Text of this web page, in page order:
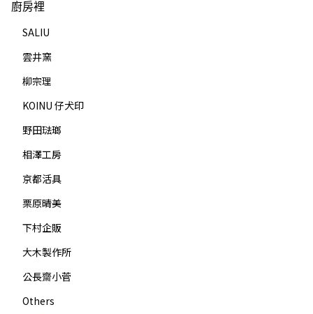
廚房裡
SALIU
雲井窯
柳宗理
KOINU 仔犬印
野田琺瑯
相澤工房
京都活具
栗原晴美
下村企販
大木製作所
公長齋小菅
Others